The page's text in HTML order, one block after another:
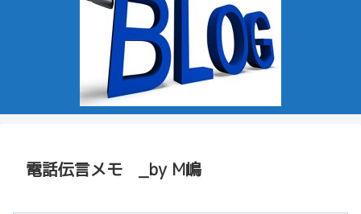
電話伝言メモ _by M嶋